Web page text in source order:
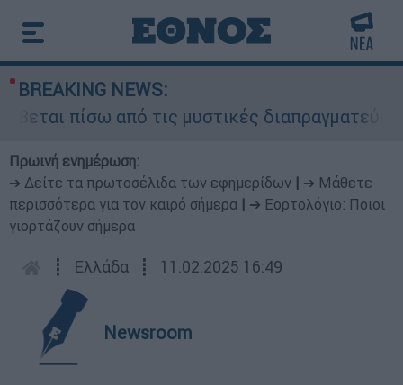
BREAKING NEWS:
πίσω από τις μυστικές διαπραγματεύσεις
Πρωινή ενημέρωση:
➔ Δείτε τα πρωτοσέλιδα των εφημερίδων
➔ Μάθετε
περισσότερα για τον καιρό σήμερα
➔ Εορτολόγιο: Ποιοι
γιορτάζουν σήμερα
┋ Ελλάδα ┋ 11.02.2025 16:49
Newsroom